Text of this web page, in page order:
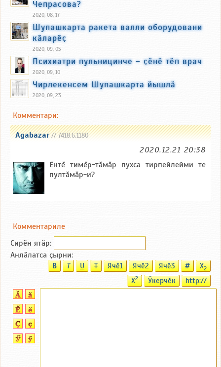
Чепрасова?
2020, 08, 17
Шупашкарта ракета валли оборудовани
кӑларӗҫ
2020, 09, 05
Психиатри пульницинче – ҫӗнӗ тӗп врач
2020, 09, 10
Чирлекенсем Шупашкарта йышлӑ
2020, 09, 23
Комментари:
Agabazar// 7418.6.1180
2020.12.21 20:38
Ĕнтĕ тимĕр-тăмăр пухса тирпейлейми те
пултăмăр-и?
Комментариле
Сирӗн ятӑp:
Анлӑлатса ҫырни:
B T U T Ячӗ1 Ячӗ2 Ячӗ3 # X2
X2 Ӳкерчӗк http://